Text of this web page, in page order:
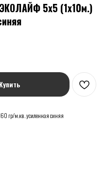
5х5 (1х10м.)
Купить
гр/м.кв. усиленная синяя